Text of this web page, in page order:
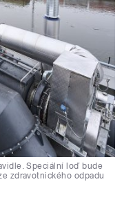
Speciální loď bude
zdravotnického odpadu